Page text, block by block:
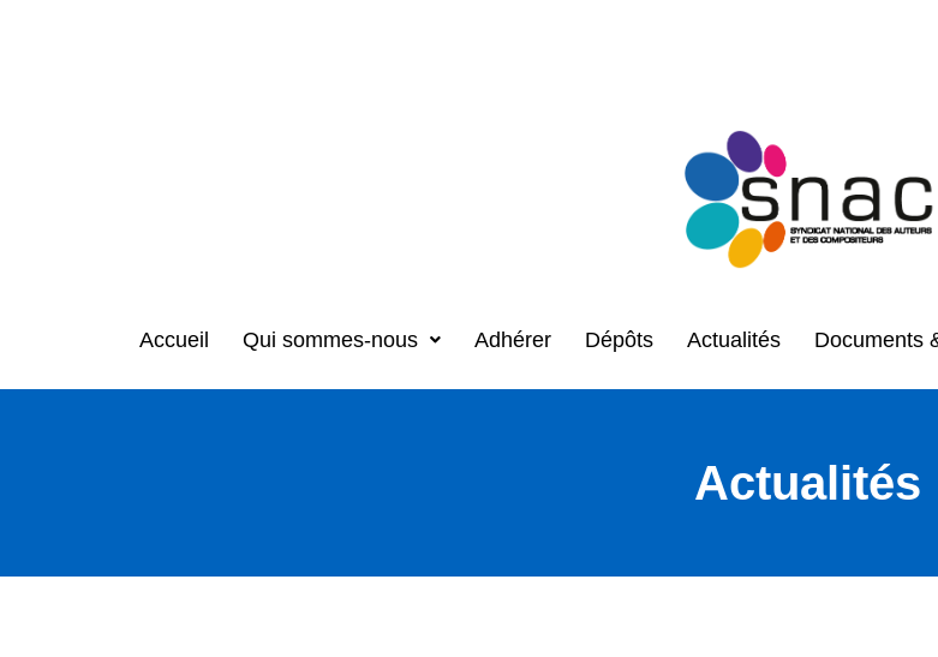
Accueil Qui sommes-nous Adhérer Dépôts Actualités Documents
Actualités